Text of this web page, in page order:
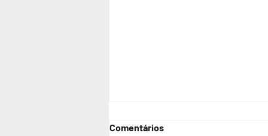
Comentários